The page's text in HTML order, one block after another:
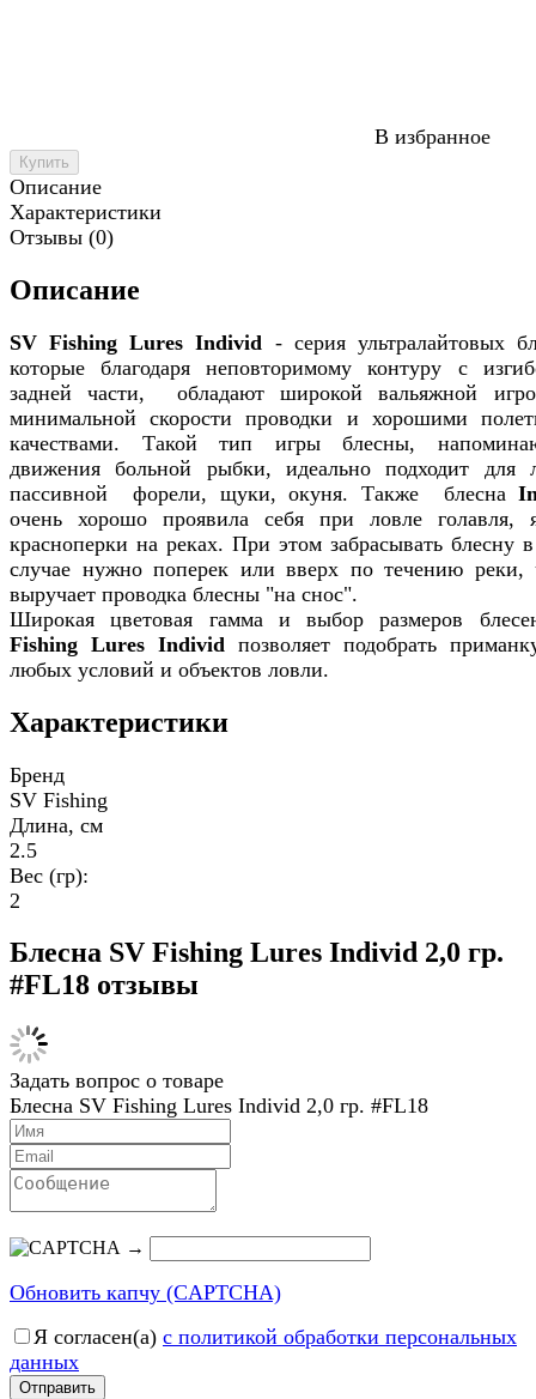
В избранное
Купить
Описание
Характеристики
Отзывы (0)
Описание
SV Fishing Lures Individ - серия ультралайтовых
которые благодаря неповторимому контуру с
задней части, обладают широкой вальяжной
минимальной скорости проводки и хорошими
качествами. Такой тип игры блесны,
движения больной рыбки, идеально подходит для
пассивной форели, щуки, окуня. Также блесна
очень хорошо проявила себя при ловле голавля,
красноперки на реках. При этом забрасывать блесну
случае нужно поперек или вверх по течению реки,
выручает проводка блесны "на снос".
Широкая цветовая гамма и выбор размеров
Fishing Lures Individ позволяет подобрать
любых условий и объектов ловли.
Характеристики
Бренд
SV Fishing
Длина, см
2.5
Вес (гр):
2
Блесна SV Fishing Lures Individ 2,0 гр.
#FL18 отзывы
Задать вопрос о товаре
Блесна SV Fishing Lures Individ 2,0 гр. #FL18
→
Обновить капчу (CAPTCHA)
Я согласен(a) с политикой обработки персональных
данных
Отправить